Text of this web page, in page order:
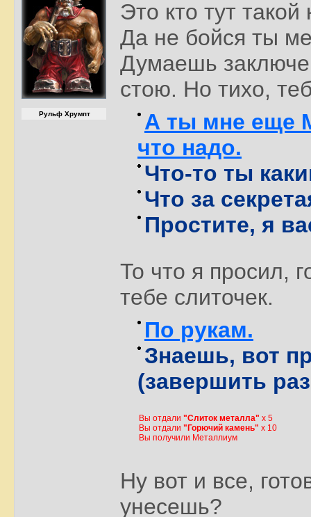
Рульф Хрумпт
Это кто тут
Да не бойся ты
Думаешь
стою. Но тихо,
А ты мне еще
что надо.
Что-то ты
Что за
Простите, я
То что я просил,
тебе слиточек.
По рукам.
Знаешь, вот
(завершить
Вы отдали "Слиток металла" x 5
Вы отдали "Горючий камень" x 10
Вы получили Металлиум
Ну вот и все,
унесешь?